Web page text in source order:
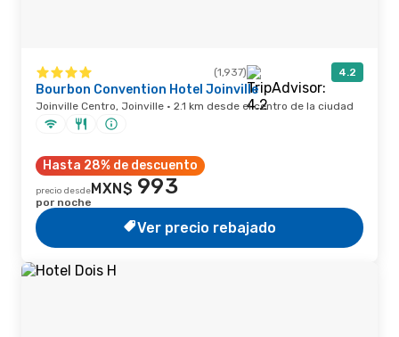
(1,937) 4.2
Bourbon Convention Hotel Joinville
Joinville Centro, Joinville · 2.1 km desde el centro de la ciudad
Hasta 28% de descuento
precio desdeMXN$ 993
por noche
Ver precio rebajado